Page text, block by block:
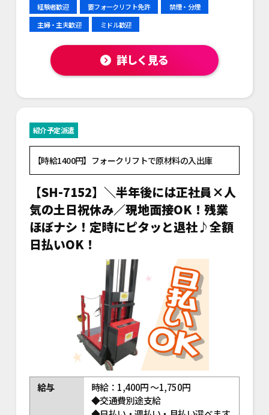
経験者歓迎 要フォークリフト免許
禁煙・分煙
主婦・主夫歓迎
ミドル歓迎
詳しく見る
紹介予定派遣
【時給1400円】フォークリフトで原材料の入出庫
【SH-7152】＼半年後には正社員×人
気の土日祝休み／現地面接OK！残業
ほぼナシ！定時にピタッと退社♪全額
日払いOK！
給与
時給：1,400円 ～1,750円
◆交通費別途支給